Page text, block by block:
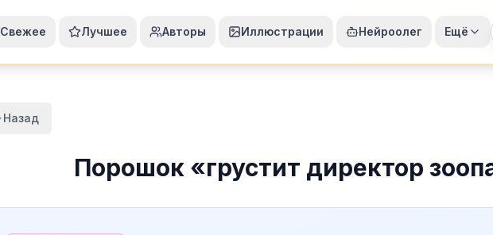
Свежее Лучшее Авторы Иллюстрации Нейроолег Ещё
Назад
Порошок«грустит директор